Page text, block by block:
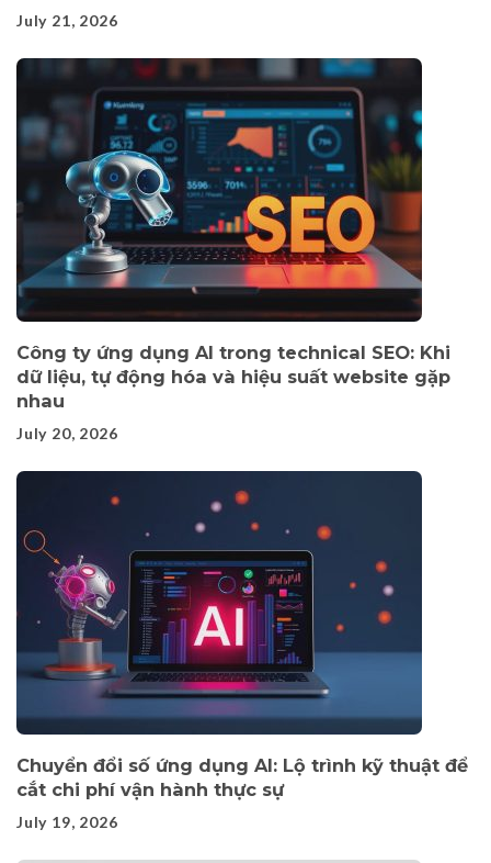
July 21, 2026
Công ty ứng dụng AI trong technical SEO: Khi
dữ liệu, tự động hóa và hiệu suất website gặp
nhau
July 20, 2026
Chuyển đổi số ứng dụng AI: Lộ trình kỹ thuật để
cắt chi phí vận hành thực sự
July 19, 2026